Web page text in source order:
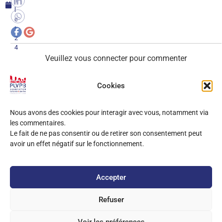
Cookies
Nous avons des cookies pour interagir avec vous, notamment via
les commentaires.
Le fait de ne pas consentir ou de retirer son consentement peut
avoir un effet négatif sur le fonctionnement.
Accepter
Refuser
l
e
t
2
4
Veuillez vous connecter pour commenter
0COMMENTAIRES
Site développé sur Wordpress / Elementor